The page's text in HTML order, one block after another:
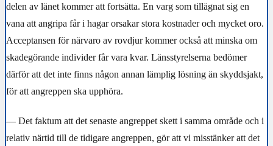
delen av länet kommer att fortsätta. En varg som tillägnat sig en
vana att angripa får i hagar orsakar stora kostnader och mycket oro.
Acceptansen för närvaro av rovdjur kommer också att minska om
skadegörande individer får vara kvar. Länsstyrelserna bedömer
därför att det inte finns någon annan lämplig lösning än skyddsjakt,
för att angreppen ska upphöra.
— Det faktum att det senaste angreppet skett i samma område och i
relativ närtid till de tidigare angreppen, gör att vi misstänker att det